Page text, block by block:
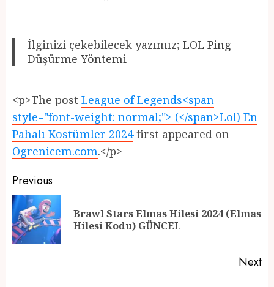
İlginizi çekebilecek yazımız;LOL Ping
Düşürme Yöntemi
<p>The post League of Legends<span
style="font-weight: normal;"> (</span>Lol) En
Pahalı Kostümler 2024first appeared on
Ogrenicem.com.</p>
Post
navigation
Previous
Brawl Stars Elmas Hilesi 2024 (Elmas
Hilesi Kodu) GÜNCEL
Next